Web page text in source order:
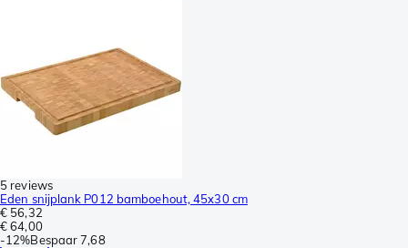
5 reviews
Eden snijplank P012 bamboehout, 45x30 cm
€ 56,32
€ 64,00
-12%Bespaar 7,68